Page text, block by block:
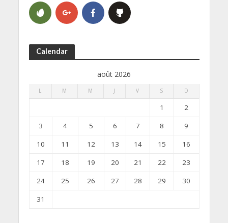
Calendar
août 2026
L M M J V S D
1
2
3
4 5 6 7 8
9
10
11 12 13 14 15
16
17
18 19 20 21 22
23
24
25 26 27 28 29
30
31